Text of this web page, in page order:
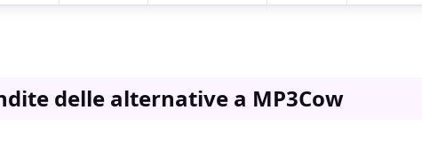
delle alternative a MP3Cow